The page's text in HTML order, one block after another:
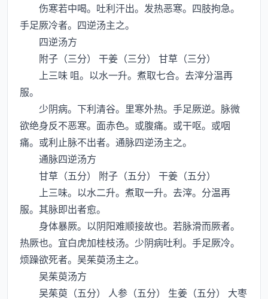
伤寒若中喝。吐利汗出。发热恶寒。四肢拘急。
手足厥冷者。四逆汤主之。
四逆汤方
附子（三分） 干姜（三分） 甘草（三分）
上三味 咀。以水一升。煮取七合。去滓分温再
服。
少阴病。下利清谷。里寒外热。手足厥逆。脉微
欲绝身反不恶寒。面赤色。或腹痛。或干呕。或咽
痛。或利止脉不出者。通脉四逆汤主之。
通脉四逆汤方
甘草（五分） 附子（五分） 干姜（五分）
上三味。以水二升。煮取一升。去滓。分温再
服。其脉即出者愈。
身体暴厥。以阴阳难顺接故也。若脉滑而厥者。
热厥也。宜白虎加桂枝汤。少阴病吐利。手足厥冷。
烦躁欲死者。吴茱萸汤主之。
吴茱萸汤方
吴茱萸（五分） 人参（五分） 生姜（五分） 大枣